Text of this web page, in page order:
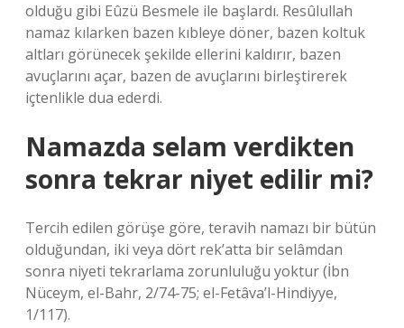
olduğu gibi Eûzü Besmele ile başlardı. Resûlullah
namaz kılarken bazen kıbleye döner, bazen koltuk
altları görünecek şekilde ellerini kaldırır, bazen
avuçlarını açar, bazen de avuçlarını birleştirerek
içtenlikle dua ederdi.
Namazda selam verdikten
sonra tekrar niyet edilir mi?
Tercih edilen görüşe göre, teravih namazı bir bütün
olduğundan, iki veya dört rek’atta bir selâmdan
sonra niyeti tekrarlama zorunluluğu yoktur (İbn
Nüceym, el-Bahr, 2/74-75; el-Fetâva’l-Hindiyye,
1/117).